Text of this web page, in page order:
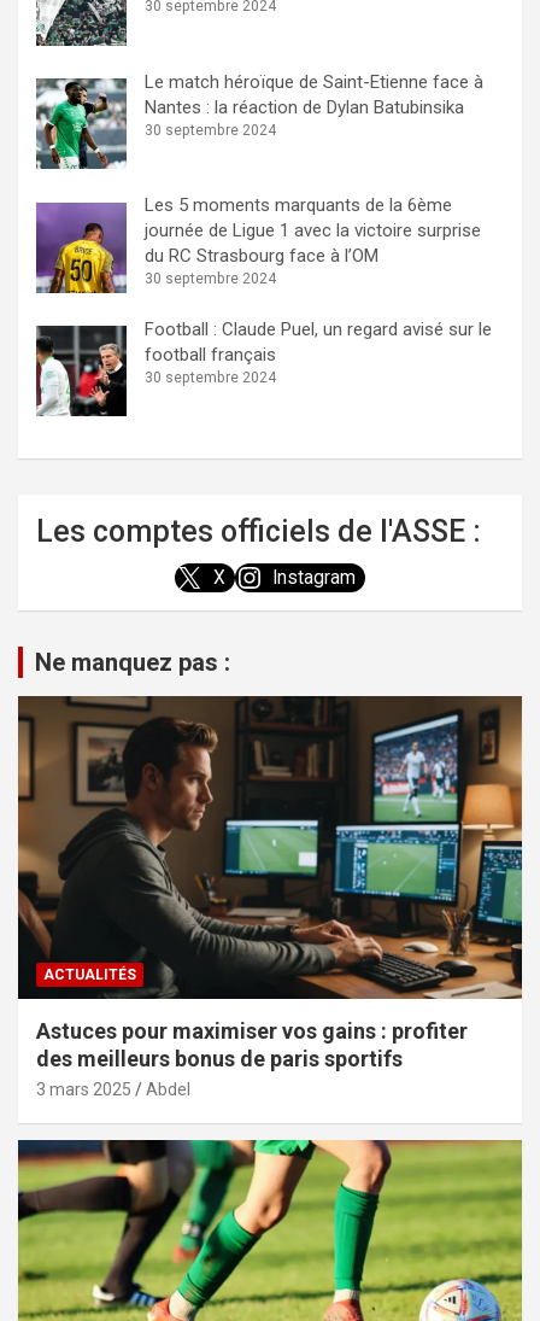
30 septembre 2024
Le match héroïque de Saint-Etienne face à
Nantes : la réaction de Dylan Batubinsika
30 septembre 2024
Les 5 moments marquants de la 6ème
journée de Ligue 1 avec la victoire surprise
du RC Strasbourg face à l’OM
30 septembre 2024
Football : Claude Puel, un regard avisé sur le
football français
30 septembre 2024
Les comptes officiels de l'ASSE :
X Instagram
Ne manquez pas :
ACTUALITÉS
Astuces pour maximiser vos gains : profiter
des meilleurs bonus de paris sportifs
3 mars 2025 Abdel